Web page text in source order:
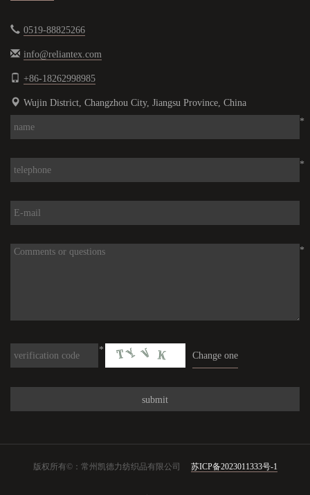
0519-88825266
info@reliantex.com
+86-18262998985
Wujin District, Changzhou City, Jiangsu Province, China
*
*
*
*
Change one
版权所有©：常州凯德力纺织品有限公司 苏ICP备2023011333号-1